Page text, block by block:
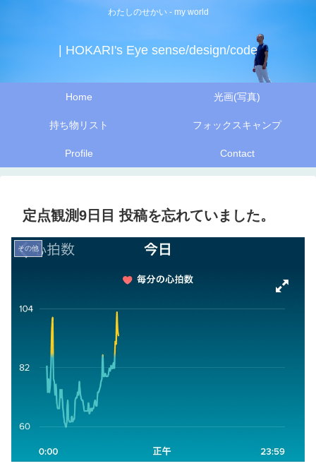
わたしのせかい - my world
| HOKARI's Eye sense/design/code
Home 光画(写真)
持ち物リスト フォックスキャンプ
Profile Contact
定点観測9日目 投稿を忘れていました。
その他